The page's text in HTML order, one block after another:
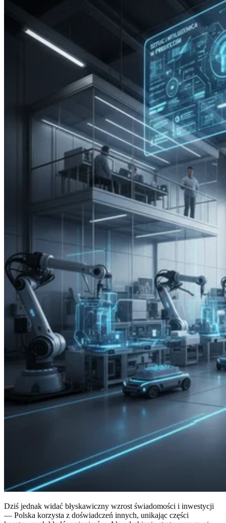
Dziś jednak widać błyskawiczny wzrost świadomości i inwestycji
— Polska korzysta z doświadczeń innych, unikając części